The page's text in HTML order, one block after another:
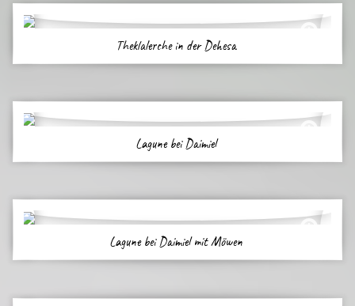
Theklalerche in der Dehesa
Lagune bei Daimiel
Lagune bei Daimiel mit Möwen